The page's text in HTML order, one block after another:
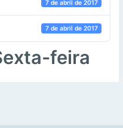
7 de abril de 2017
7 de abril de 2017
feira